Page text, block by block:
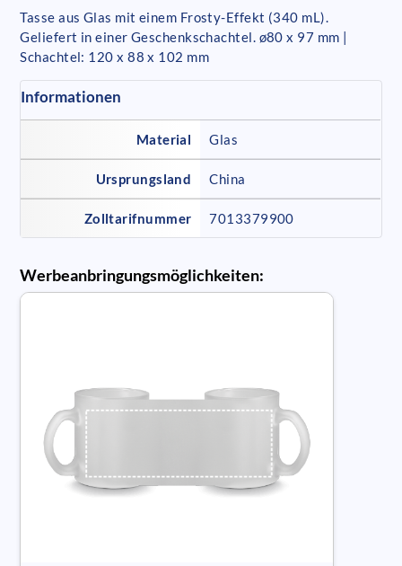
Tasse aus Glas mit einem Frosty-Effekt (340 mL).
Geliefert in einer Geschenkschachtel. ø80 x 97 mm |
Schachtel: 120 x 88 x 102 mm
Informationen
Material Glas
Ursprungsland China
Zolltarifnummer 7013379900
Werbeanbringungsmöglichkeiten: